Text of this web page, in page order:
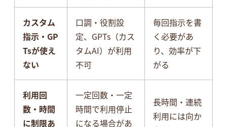
カスタム
指示・GP
Tsが使え
ない
口調・役割設
定、GPTs（カス
タムAI）が利用
不可
毎回指示を書
く必要があ
り、効率が下
がる
利用回
数・時間
に制限あ
一定回数・一定
時間で利用停止
になる場合があ
長時間・連続
利用には向か